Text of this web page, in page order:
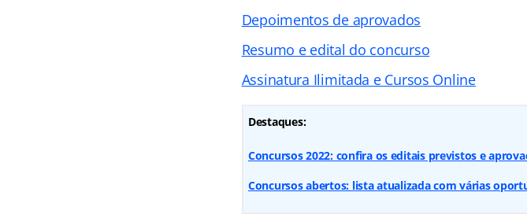
Depoimentos de aprovados
Resumo e edital do concurso
Assinatura Ilimitada e Cursos Online
Destaques:
Concursos 2022: confira os editais previstos e
Concursos abertos: lista atualizada com várias